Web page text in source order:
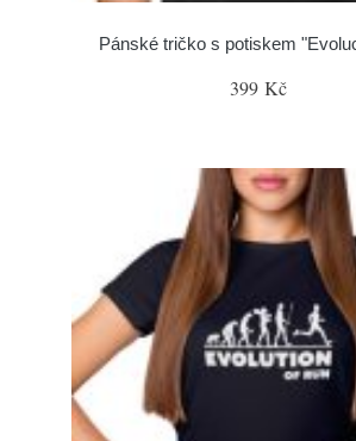
Pánské tričko s potiskem
399 Kč